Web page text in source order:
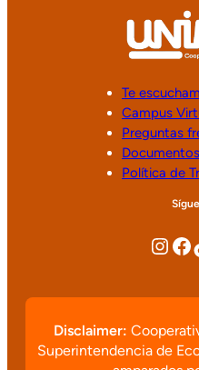
Te
Campus
Preguntas
Política de
Disclaimer:
Superintendencia de